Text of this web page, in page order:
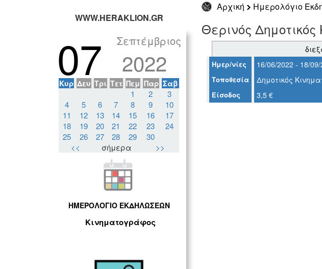
Αρχική Ημερολόγιο
WWW.HERAKLION.GR
07 Σεπτέμβριος
2022
Κυρ Δευ Τρι Τετ Πεμ Παρ Σαβ
1 2
3
4
5 6 7 8 9
10
11
12 13 14 15 16
17
18
19 20 21 22 23
24
25
26 27 28 29
30
<<
σήμερα >>
ΗΜΕΡΟΛΟΓΙΟ ΕΚΔΗΛΩΣΕΩΝ
Κινηματογράφος
Θερινός
Ημερ/νίες 16/06/2022 - 18/
Τοποθεσία Δημοτικός
Είσοδος 3,5 €